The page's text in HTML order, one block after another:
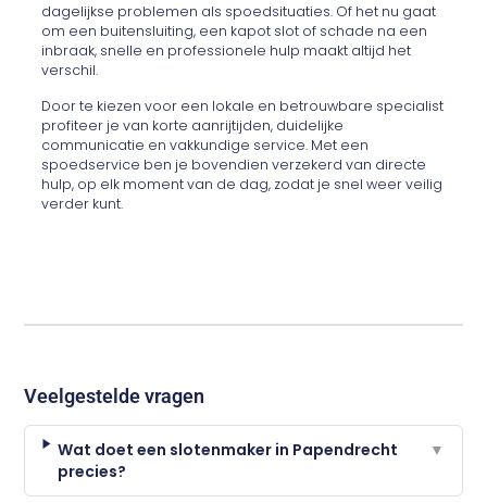
dagelijkse problemen als spoedsituaties. Of het nu gaat
om een buitensluiting, een kapot slot of schade na een
inbraak, snelle en professionele hulp maakt altijd het
verschil.
Door te kiezen voor een lokale en betrouwbare specialist
profiteer je van korte aanrijtijden, duidelijke
communicatie en vakkundige service. Met een
spoedservice ben je bovendien verzekerd van directe
hulp, op elk moment van de dag, zodat je snel weer veilig
verder kunt.
Veelgestelde vragen
Wat doet een slotenmaker in Papendrecht
precies?
▼